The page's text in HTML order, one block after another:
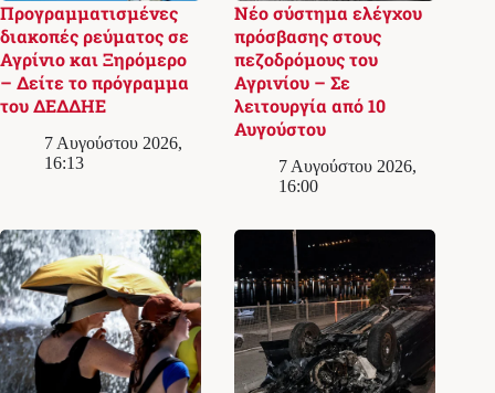
Προγραμματισμένες
διακοπές ρεύματος σε
Αγρίνιο και Ξηρόμερο
– Δείτε το πρόγραμμα
του ΔΕΔΔΗΕ
7 Αυγούστου 2026,
16:13
Νέο σύστημα ελέγχου
πρόσβασης στους
πεζοδρόμους του
Αγρινίου – Σε
λειτουργία από 10
Αυγούστου
7 Αυγούστου 2026,
16:00